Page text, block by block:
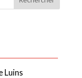
Luins